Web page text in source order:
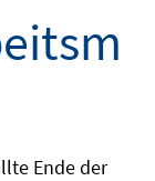
Ende der